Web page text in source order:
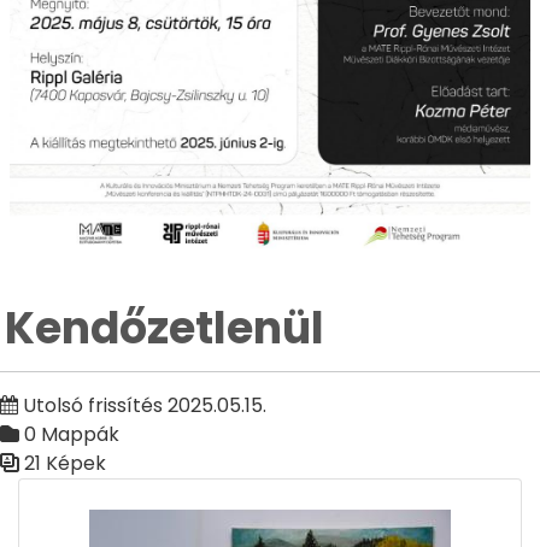
Kendőzetlenül
Utolsó frissítés 2025.05.15.
0 Mappák
21 Képek